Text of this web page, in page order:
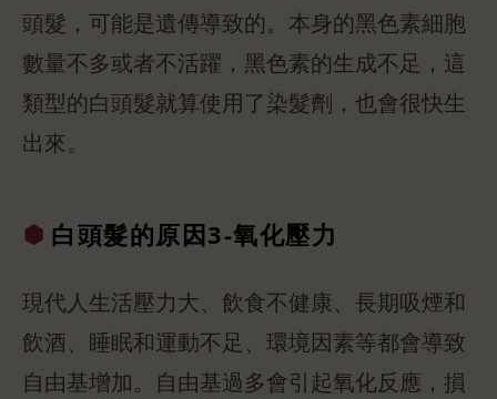
頭髮，可能是遺傳導致的。本身的黑色素細胞
數量不多或者不活躍，黑色素的生成不足，這
類型的白頭髮就算使用了染髮劑，也會很快生
出來。
白頭髮的原因3-氧化壓力
現代人生活壓力大、飲食不健康、長期吸煙和
飲酒、睡眠和運動不足、環境因素等都會導致
自由基增加。自由基過多會引起氧化反應，損